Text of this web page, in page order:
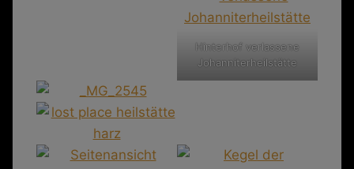
Hinterhof verlassene
Johanniterheilstätte